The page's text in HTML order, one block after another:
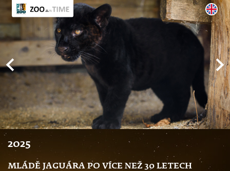
2025
MLÁDĚ JAGUÁRA PO VÍCE NEŽ 30 LETECH